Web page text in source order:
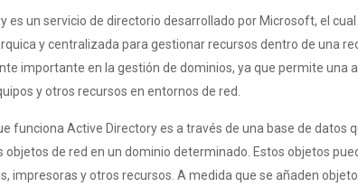
es un servicio de directorio desarrollado por Microsoft, el
y centralizada para gestionar recursos dentro de una
importante en la gestión de dominios, ya que permite una
y otros recursos en entornos de red.
funciona Active Directory es a través de una base de datos
objetos de red en un dominio determinado. Estos objetos
impresoras y otros recursos. A medida que se añaden